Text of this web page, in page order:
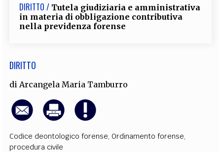
DIRITTO / Tutela giudiziaria e amministrativa
in materia di obbligazione contributiva
nella previdenza forense
DIRITTO
di Arcangela Maria Tamburro
Codice deontologico forense, Ordinamento forense,
procedura civile